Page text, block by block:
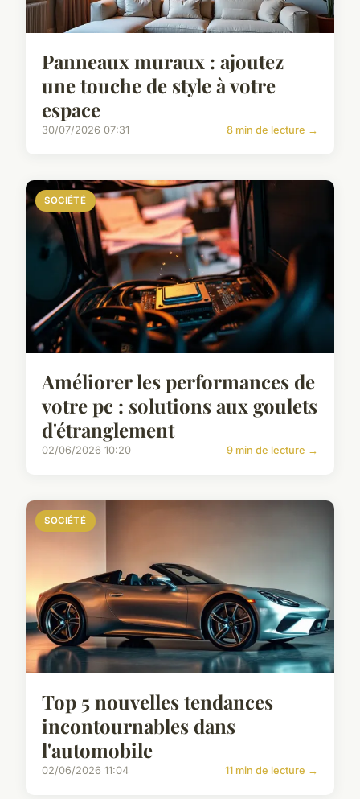
Panneaux muraux : ajoutez
une touche de style à votre
espace
30/07/2026 07:31 8 min de lecture →
SOCIÉTÉ
Améliorer les performances de
votre pc : solutions aux goulets
d'étranglement
02/06/2026 10:20 9 min de lecture →
SOCIÉTÉ
Top 5 nouvelles tendances
incontournables dans
l'automobile
02/06/2026 11:04 11 min de lecture →